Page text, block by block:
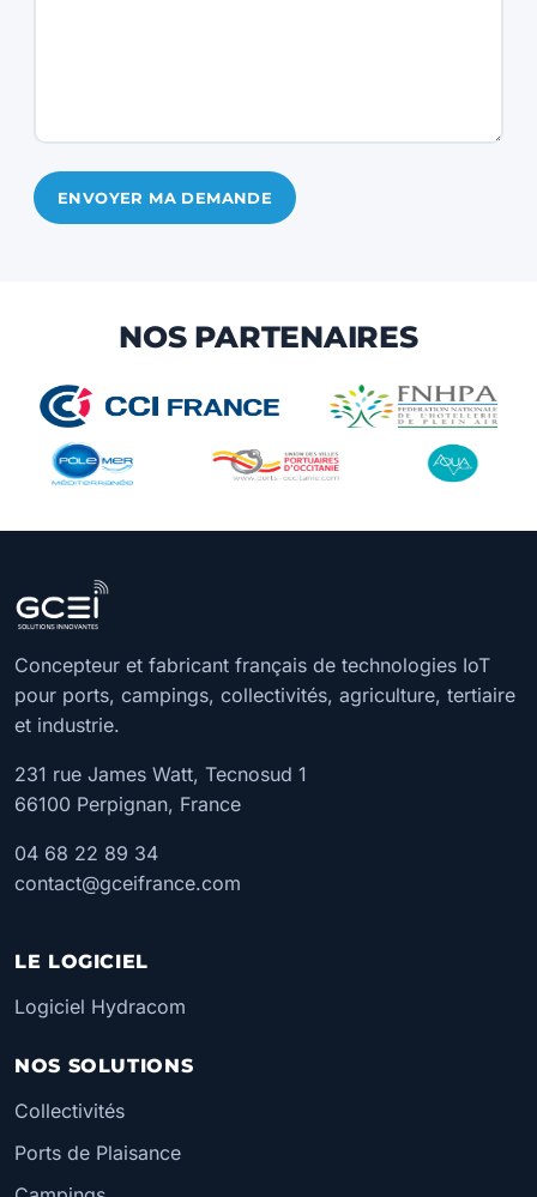
ENVOYER MA DEMANDE
NOS PARTENAIRES
Concepteur et fabricant français de technologies IoT
pour ports, campings, collectivités, agriculture, tertiaire
et industrie.
231 rue James Watt, Tecnosud 1
66100 Perpignan, France
04 68 22 89 34
contact@gceifrance.com
LE LOGICIEL
Logiciel Hydracom
NOS SOLUTIONS
Collectivités
Ports de Plaisance